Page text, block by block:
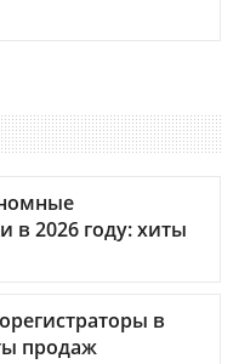
в 2026 году: хиты
в
продаж